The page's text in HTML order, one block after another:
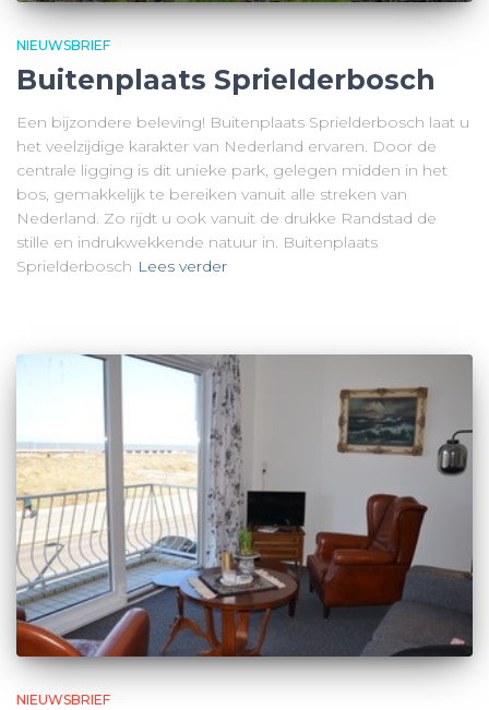
NIEUWSBRIEF
Buitenplaats Sprielderbosch
Een bijzondere beleving! Buitenplaats Sprielderbosch laat u
het veelzijdige karakter van Nederland ervaren. Door de
centrale ligging is dit unieke park, gelegen midden in het
bos, gemakkelijk te bereiken vanuit alle streken van
Nederland. Zo rijdt u ook vanuit de drukke Randstad de
stille en indrukwekkende natuur in. Buitenplaats
Sprielderbosch Lees verder
NIEUWSBRIEF